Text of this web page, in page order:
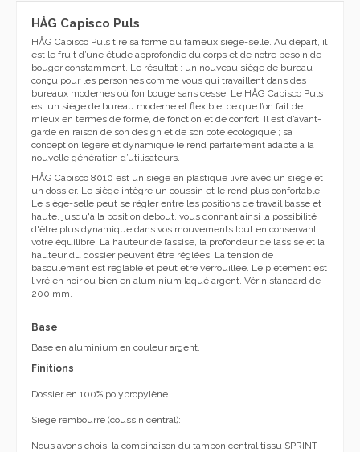
HÅG Capisco Puls
HÅG Capisco Puls tire sa forme du fameux siège-selle. Au départ, il
est le fruit d’une étude approfondie du corps et de notre besoin de
bouger constamment. Le résultat : un nouveau siège de bureau
conçu pour les personnes comme vous qui travaillent dans des
bureaux modernes où l’on bouge sans cesse. Le HÅG Capisco Puls
est un siège de bureau moderne et flexible, ce que l’on fait de
mieux en termes de forme, de fonction et de confort. Il est d’avant-
garde en raison de son design et de son côté écologique ; sa
conception légère et dynamique le rend parfaitement adapté à la
nouvelle génération d’utilisateurs.
HÅG Capisco 8010 est un siège en plastique livré avec un siège et
un dossier. Le siège intègre un coussin et le rend plus confortable.
Le siège-selle peut se régler entre les positions de travail basse et
haute, jusqu'à la position debout, vous donnant ainsi la possibilité
d'être plus dynamique dans vos mouvements tout en conservant
votre équilibre. La hauteur de l’assise, la profondeur de l’assise et la
hauteur du dossier peuvent être réglées. La tension de
basculement est réglable et peut être verrouillée. Le piètement est
livré en noir ou bien en aluminium laqué argent. Vérin standard de
200 mm.
Base
Base en aluminium en couleur argent.
Finitions
Dossier en 100% polypropylène.
Siège rembourré (coussin central):
Nous avons choisi la combinaison du tampon central tissu SPRINT